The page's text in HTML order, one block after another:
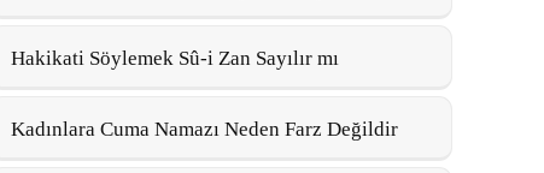
Hakikati Söylemek Sû-i Zan Sayılır mı
Kadınlara Cuma Namazı Neden Farz Değildir